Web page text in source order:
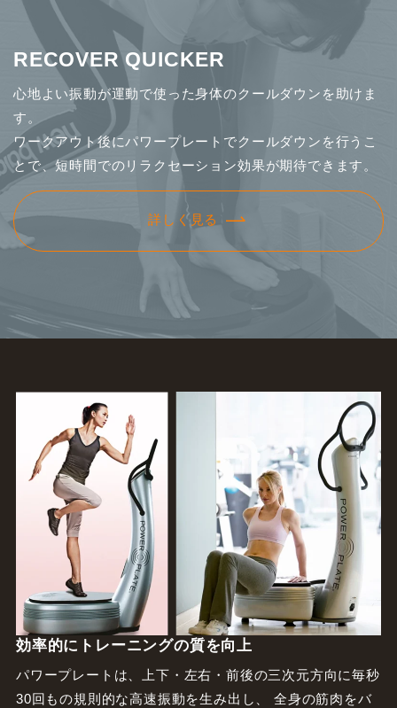
RECOVER QUICKER
心地よい振動が運動で使った身体のクールダウンを助けま
す。
ワークアウト後にパワープレートでクールダウンを行うこ
とで、短時間でのリラクセーション効果が期待できます。
詳しく見る
効率的にトレーニングの質を向上
パワープレートは、上下・左右・前後の三次元方向に毎秒
30回もの規則的な高速振動を生み出し、 全身の筋肉をバ